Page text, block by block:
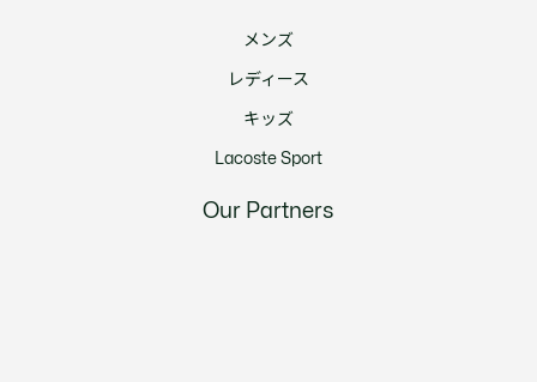
メンズ
レディース
キッズ
Lacoste Sport
Our Partners